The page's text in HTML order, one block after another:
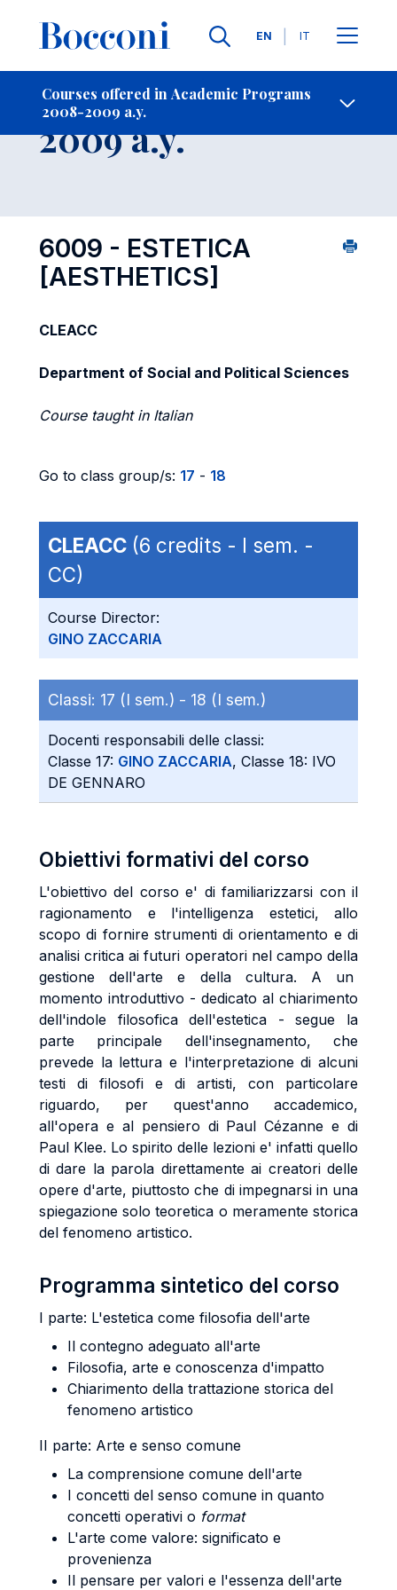
Languages
EN IT
Courses offered in Academic Programs
2008-2009 a.y.
- Contact Us
Course 2008-
2009 a.y.
6009 - ESTETICA
[AESTHETICS]
CLEACC
Department of Social and Political Sciences
Course taught in Italian
Go to class group/s: 17 - 18
CLEACC (6 credits - I sem. -
CC)
Course Director:
GINO ZACCARIA
Classi: 17 (I sem.) - 18 (I sem.)
Docenti responsabili delle classi:
Classe 17: GINO ZACCARIA, Classe 18: IVO
DE GENNARO
Obiettivi formativi del corso
L'obiettivo del corso e' di familiarizzarsi con il
ragionamento e l'intelligenza estetici, allo
scopo di fornire strumenti di orientamento e di
analisi critica ai futuri operatori nel campo della
gestione dell'arte e della cultura. A un
momento introduttivo - dedicato al chiarimento
dell'indole filosofica dell'estetica - segue la
parte principale dell'insegnamento, che
prevede la lettura e l'interpretazione di alcuni
testi di filosofi e di artisti, con particolare
riguardo, per quest'anno accademico,
all'opera e al pensiero di Paul Cézanne e di
Paul Klee. Lo spirito delle lezioni e' infatti quello
di dare la parola direttamente ai creatori delle
opere d'arte, piuttosto che di impegnarsi in una
spiegazione solo teoretica o meramente storica
del fenomeno artistico.
Programma sintetico del corso
I parte: L'estetica come filosofia dell'arte
Il contegno adeguato all'arte
Filosofia, arte e conoscenza d'impatto
Chiarimento della trattazione storica del
fenomeno artistico
II parte: Arte e senso comune
La comprensione comune dell'arte
I concetti del senso comune in quanto
concetti operativi o format
L'arte come valore: significato e
provenienza
Il pensare per valori e l'essenza dell'arte